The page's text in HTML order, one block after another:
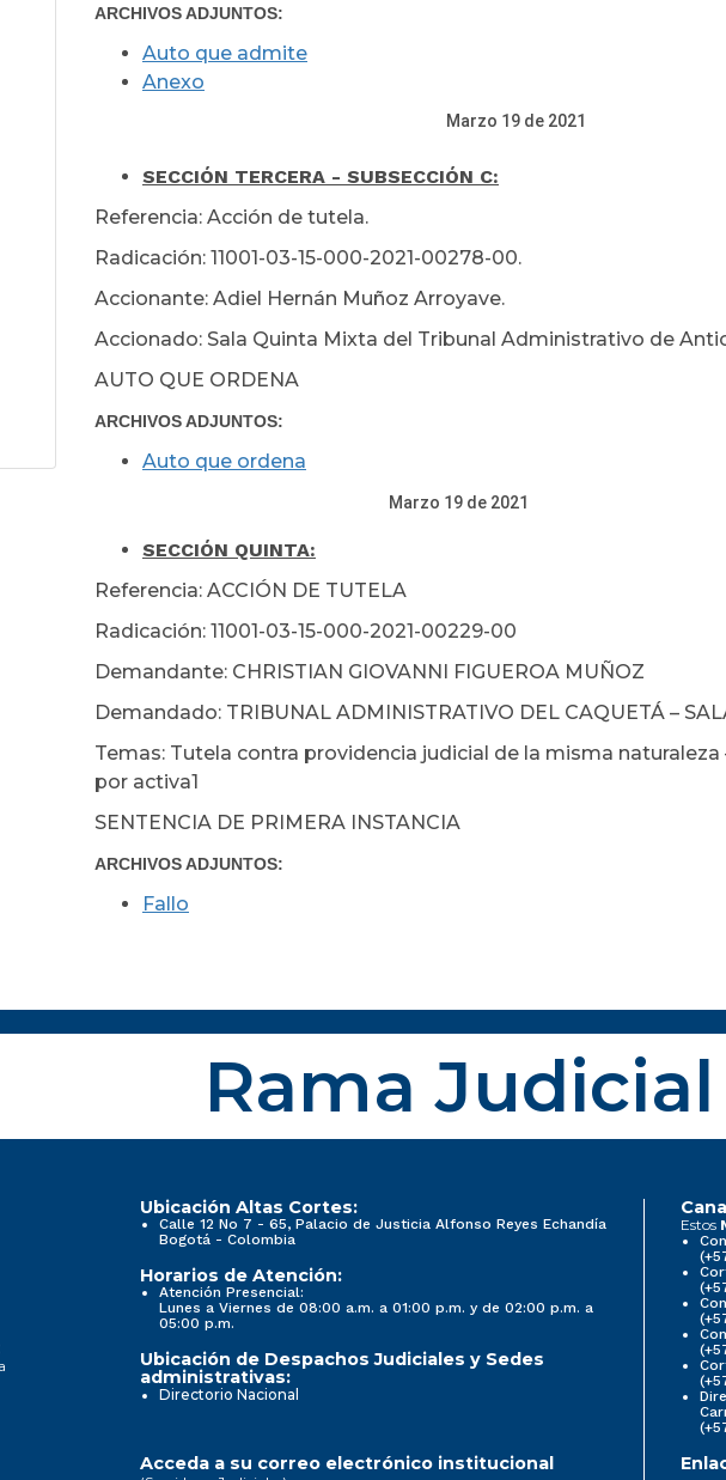
ARCHIVOS ADJUNTOS:
Auto que admite
Anexo
Marzo 19 de 2021
SECCIÓN TERCERA - SUBSECCIÓN C:
Referencia: Acción de tutela.
Radicación: 11001-03-15-000-2021-00278-00.
Accionante: Adiel Hernán Muñoz Arroyave.
Accionado: Sala Quinta Mixta del Tribunal Administrativo de
AUTO QUE ORDENA
ARCHIVOS ADJUNTOS:
Auto que ordena
Marzo 19 de 2021
SECCIÓN QUINTA:
Referencia: ACCIÓN DE TUTELA
Radicación: 11001-03-15-000-2021-00229-00
Demandante: CHRISTIAN GIOVANNI FIGUEROA MUÑOZ
Demandado: TRIBUNAL ADMINISTRATIVO DEL CAQUETÁ –
Temas: Tutela contra providencia judicial de la misma
por activa1
SENTENCIA DE PRIMERA INSTANCIA
ARCHIVOS ADJUNTOS:
Fallo
Rama Judicial
Ubicación Altas Cortes:
Calle 12 No 7 - 65, Palacio de Justicia Alfonso Reyes Echandía
Bogotá - Colombia
Horarios de Atención:
Atención Presencial:
Lunes a Viernes de 08:00 a.m. a 01:00 p.m. y de 02:00 p.m. a
05:00 p.m.
Ubicación de Despachos Judiciales y Sedes
administrativas:
Directorio Nacional
Estos
Acceda a su correo electrónico institucional